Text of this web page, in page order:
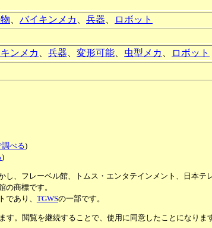
バイキンメカ 兵器 ロボット
ンメカ 兵器 変形可能 虫型メカ ロボット
調べる)
)
、フレーベル館、トムス・エンタテインメント、日本テ
の商標です。
であり、 TGWSの一部です。
。閲覧を継続することで、使用に同意したことになりま